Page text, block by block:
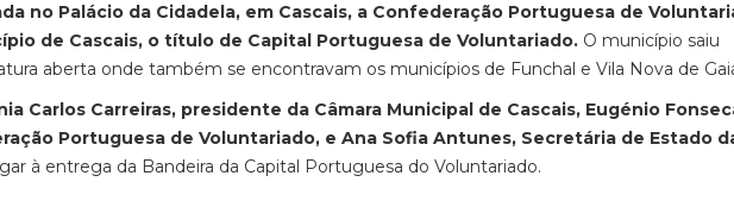
no Palácio da Cidadela, em Cascais, a Confederação Portuguesa de
de Cascais, o título de Capital Portuguesa de Voluntariado. O município saiu
aberta onde também se encontravam os municípios de Funchal e Vila Nova de
Carlos Carreiras, presidente da Câmara Municipal de Cascais, Eugénio
Portuguesa de Voluntariado, e Ana Sofia Antunes, Secretária de Estado
à entrega da Bandeira da Capital Portuguesa do Voluntariado.